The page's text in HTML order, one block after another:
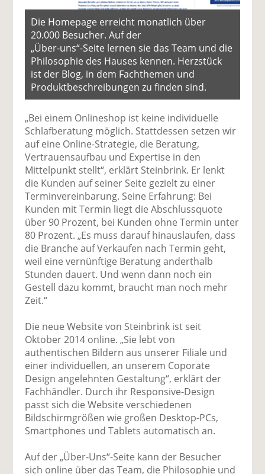
Die Homepage erreicht monatlich über
20.000 Besucher. Auf der
„Über-uns“-Seite lernen sie das Team und die
Philosophie des Hauses kennen. Herzstück
ist der Blog, in dem Fachthemen und
Produktbeschreibungen zu finden sind.
„Bei einem Onlineshop ist keine individuelle
Schlafberatung möglich. Stattdessen setzen wir
auf eine Online-Strategie, die Beratung,
Vertrauensaufbau und Expertise in den
Mittelpunkt stellt“, erklärt Steinbrink. Er lenkt
die Kunden auf seiner Seite gezielt zu einer
Terminvereinbarung. Seine Erfahrung: Bei
Kunden mit Termin liegt die Abschlussquote
über 90 Prozent, bei Kunden ohne Termin unter
80 Prozent. „Es muss darauf hinauslaufen, dass
die Branche auf Verkaufen nach Termin geht,
weil eine vernünftige Beratung anderthalb
Stunden dauert. Und wenn dann noch ein
Gestell dazu kommt, braucht man noch mehr
Zeit.“
Die neue Website von Steinbrink ist seit
Oktober 2014 online. „Sie lebt von
authentischen Bildern aus unserer Filiale und
einer individuellen, an unserem Coporate
Design angelehnten Gestaltung“, erklärt der
Fachhändler. Durch ihr Responsive-Design
passt sich die Website verschiedenen
Bildschirmgrößen wie großen Desktop-PCs,
Smartphones und Tablets automatisch an.
Auf der „Über-Uns“-Seite kann der Besucher
sich online über das Team, die Philosophie und